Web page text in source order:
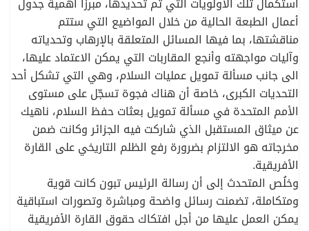
أعمال الطبعة الحالية من خلال المواضيع التي ستتم
مناقشتها، بما فيها المسائل المتعلقة بالإرهاب وتحدياته
وآليات مواجهته وأنجع المقاربات التي يمكن الاعتماد عليها،
الى جانب مسألة تمويل عمليات السلام، وهي التي تشكل أحد
التحديات الكبرى، خاصة أن هناك فجوة تسجّل على مستوى
الأمم المتحدة في مسألة تمويل بعثات حفظ السلام، ناهيك
عن ميثاق المستقبل الذي شاركت فيه الجزائر وكانت ضمن
مخرجاته هو الالتزام بضرورة رفع الظلم التاريخي على القارة
الأفريقية.
وخلُص المتحدث إلى أن رسالة الرئيس تبون كانت قوية
ومتكاملة، تضمنت رسائل واضحة ومباشرة وتصورات استباقية
يمكن العمل عليها من أجل افتكاك حقوق القارة الأفريقية